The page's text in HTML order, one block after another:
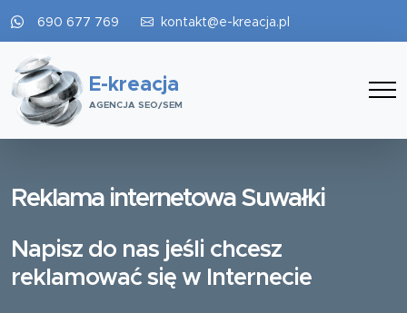
690 677 769 kontakt@e-kreacja.pl
E-kreacja
AGENCJA SEO/SEM
Reklama internetowa Suwałki
Napisz do nas jeśli chcesz
reklamować się w Internecie